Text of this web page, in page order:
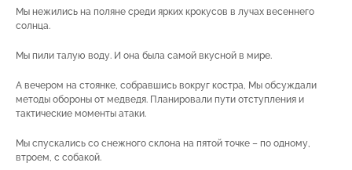
Мы нежились на поляне среди ярких крокусов в лучах весеннего
солнца.
Мы пили талую воду. И она была самой вкусной в мире.
А вечером на стоянке, собравшись вокруг костра, Мы обсуждали
методы обороны от медведя. Планировали пути отступления и
тактические моменты атаки.
Мы спускались со снежного склона на пятой точке – по одному,
втроем, с собакой.